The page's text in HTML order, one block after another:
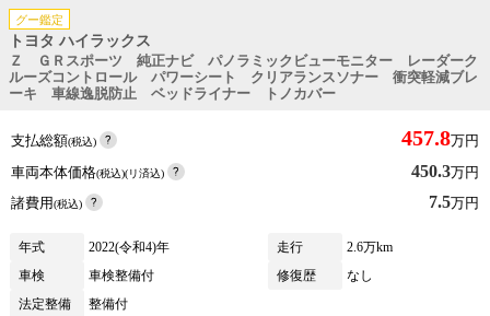
グー鑑定
トヨタ ハイラックス
Ｚ ＧＲスポーツ 純正ナビ パノラミックビューモニター レーダーク
ルーズコントロール パワーシート クリアランスソナー 衝突軽減ブレ
ーキ 車線逸脱防止 ベッドライナー トノカバー
支払総額(税込) 457.8万円
車両本体価格(税込)(リ済込) 450.3万円
諸費用(税込) 7.5万円
年式 2022(令和4)年 走行
2.6万km
車検
車検整備付 修復歴
なし
法定整備
整備付